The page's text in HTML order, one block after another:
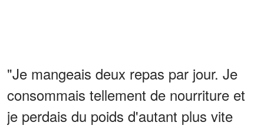
"Je mangeais deux repas par jour. Je
consommais tellement de nourriture et
je perdais du poids d'autant plus vite